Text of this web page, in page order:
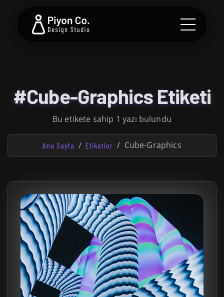
#Cube-Graphics Etiketi
Bu etikete sahip 1 yazı bulundu
Ana Sayfa Etiketler Cube-Graphics